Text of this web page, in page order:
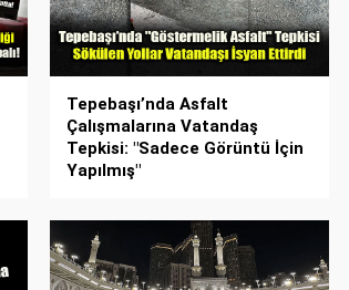
Tepebaşı’nda Asfalt
Çalışmalarına Vatandaş
Tepkisi: "Sadece Görüntü İçin
Yapılmış"